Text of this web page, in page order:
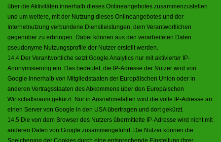
über die Aktivitäten innerhalb dieses Onlineangebotes zusammenzustellen
und um weitere, mit der Nutzung dieses Onlineangebotes und der
Internetnutzung verbundene Dienstleistungen, dem Verantwortlichen
gegenüber zu erbringen. Dabei können aus den verarbeiteten Daten
pseudonyme Nutzungsprofile der Nutzer erstellt werden.
14.4 Der Verantwortliche setzt Google Analytics nur mit aktivierter IP-
Anonymisierung ein. Das bedeutet, die IP-Adresse der Nutzer wird von
Google innerhalb von Mitgliedstaaten der Europäischen Union oder in
anderen Vertragsstaaten des Abkommens über den Europäischen
Wirtschaftsraum gekürzt. Nur in Ausnahmefällen wird die volle IP-Adresse an
einen Server von Google in den USA übertragen und dort gekürzt.
14.5 Die von dem Browser des Nutzers übermittelte IP-Adresse wird nicht mit
anderen Daten von Google zusammengeführt. Die Nutzer können die
Speicherung der Cookies durch eine entsprechende Einstellung ihrer